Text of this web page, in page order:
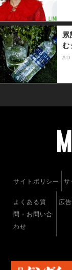
累
む
AD
サイトポリシー サ
よくある質
問・お問い合
わせ
広